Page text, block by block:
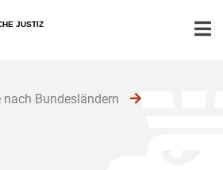
JUSTIZ
nach Bundesländern